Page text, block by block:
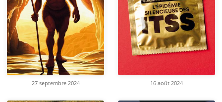
27 septembre 2024 16 août 2024